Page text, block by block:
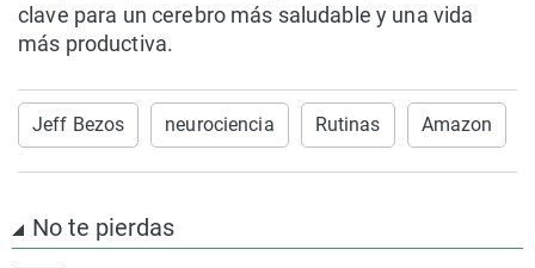
clave para un cerebro más saludable y una vida
más productiva.
Jeff Bezos neurociencia Rutinas Amazon
No te pierdas